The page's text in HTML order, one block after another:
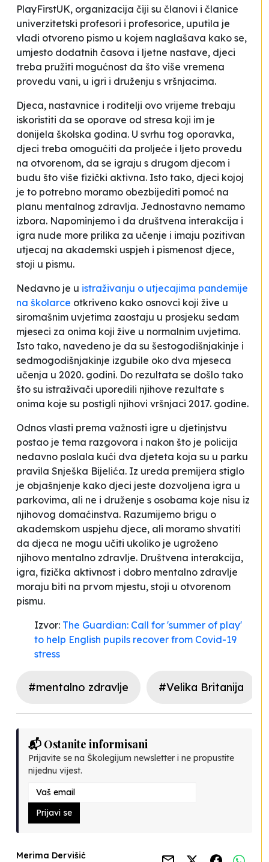
PlayFirstUK, organizacija čiji su članovi i članice
univerzitetski profesori i profesorice, uputila je
vladi otvoreno pismo u kojem naglašava kako se,
umjesto dodatnih časova i ljetne nastave, djeci
treba pružiti mogućnost da što više vremena
provedu vani, u igri i druženju s vršnjacima.
Djeca, nastavnice i roditelji ovo vrijeme trebaju
iskoristiti da se oporave od stresa koji im je
donijela školska godina. U svrhu tog oporavka,
djeci treba omogućiti da proljeće i ljeto provedu
na otvorenom, da se igraju s drugom djecom i
budu što više fizički aktivna. Isto tako, djeci kojoj
je to potrebno moramo obezbijediti pomoć na
planu mentalnog zdravlja. Jednostavno nemamo
izbora. Napominjemo i da društvena interakcija i
igra nude more prilika za učenje i imaju pozitivan
utjecaj na akademski uspjeh i pismenost djece,
stoji u pismu.
Nedavno je u istraživanju o utjecajima pandemije
na školarce otkriveno kako osnovci koji žive u
siromašnim uvjetima zaostaju u prosjeku sedam
mjeseci za onima koji žive u normalnim uvjetima.
Isto tako, navedeno je da su šestogodišnjakinje i
sedmogodišnjakinje izgubile oko dva mjeseca
učenja u 2020. godini. Do rezultata se došlo tako
što su istraživači uporedili njihove rezultate s
onima koje su postigli njihovi vršnjaci 2017. godine.
Odnos vlasti prema važnosti igre u djetinjstvu
postao je tema razgovora i nakon što je policija
nedavno poslala kući dva djeteta koja su u parku
pravila Snješka Bijelića. Iz ureda premijera stiglo
je objašnjenje kako djeci jeste dozvoljena igra u
parkovima, ali ne i druženje s osobama koje nisu iz
njihovog domaćinstva. Razumijemo brigu o
akademskom uspjehu djece, ali moramo shvatiti
da djeca ne mogu učiti ukoliko je ugroženo
njihovo mentalno zdravlje. Društvena interakcija,
igra, fizička aktivnost i dobro mentalno zdravlje
moraju biti na prvom mjestu, stoji u otvorenom
pismu.
Izvor: The Guardian: Call for 'summer of play'
to help English pupils recover from Covid-19
stress
#mentalno zdravlje #Velika Britanija
📬 Ostanite informisani
Prijavite se na Školegijum newsletter i ne propustite
nijednu vijest.
Prijavi se
Merima Dervišić